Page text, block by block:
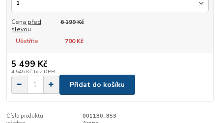
Cena před
slevou
6 199 Kč
Ušetříte 700 Kč
5 499 Kč
4 545 Kč bez DPH
Přidat do košíku
Číslo produktu:
001130_853